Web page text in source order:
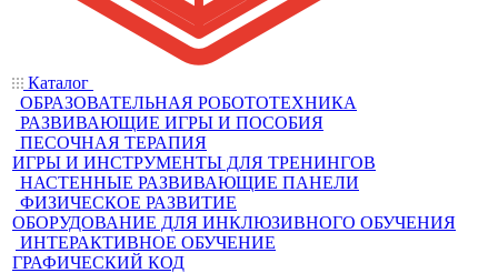
Каталог
ОБРАЗОВАТЕЛЬНАЯ РОБОТОТЕХНИКА
РАЗВИВАЮЩИЕ ИГРЫ И ПОСОБИЯ
ПЕСОЧНАЯ ТЕРАПИЯ
ИГРЫ И ИНСТРУМЕНТЫ ДЛЯ ТРЕНИНГОВ
НАСТЕННЫЕ РАЗВИВАЮЩИЕ ПАНЕЛИ
ФИЗИЧЕСКОЕ РАЗВИТИЕ
ОБОРУДОВАНИЕ ДЛЯ ИНКЛЮЗИВНОГО ОБУЧЕНИЯ
ИНТЕРАКТИВНОЕ ОБУЧЕНИЕ
ГРАФИЧЕСКИЙ КОД